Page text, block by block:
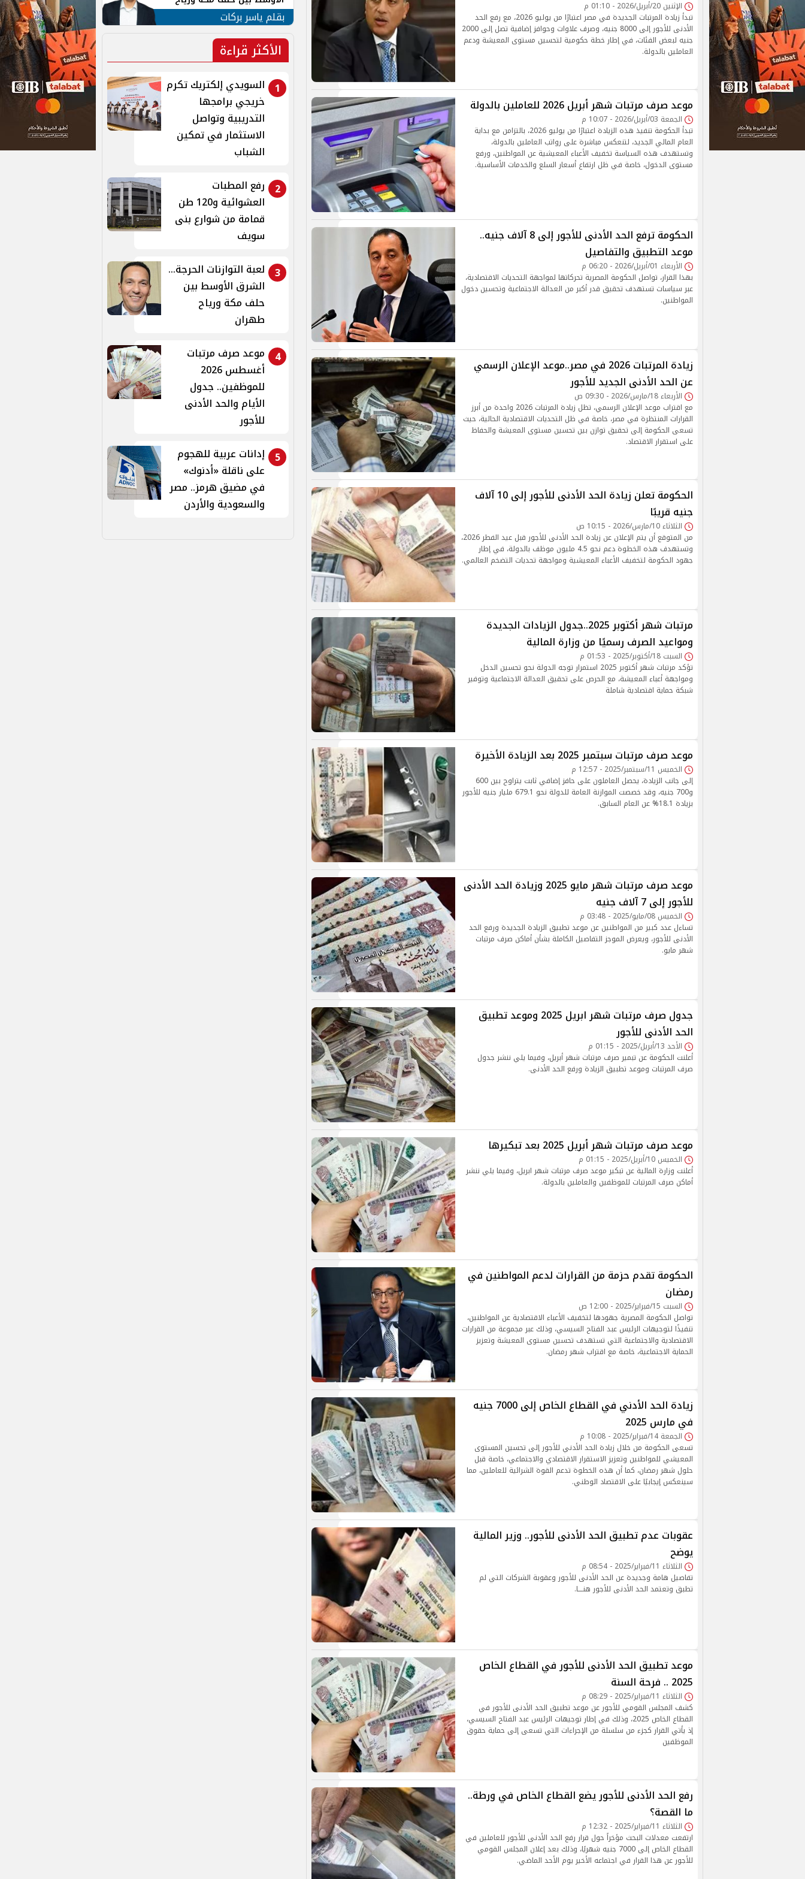
الإثنين 20/أبريل/2026 - 01:10 م
تبدأ زيادة المرتبات الجديدة في مصر اعتبارًا من يوليو 2026، مع رفع الحد
الأدنى للأجور إلى 8000 جنيه، وصرف علاوات وحوافز إضافية تصل إلى 2000
جنيه لبعض الفئات، في إطار خطة حكومية لتحسين مستوى المعيشة ودعم
العاملين بالدولة.
موعد صرف مرتبات شهر أبريل 2026 للعاملين بالدولة
الجمعة 03/أبريل/2026 - 10:07 م
تبدأ الحكومة تنفيذ هذه الزيادة اعتبارًا من يوليو 2026، بالتزامن مع بداية
العام المالي الجديد، لتنعكس مباشرة على رواتب العاملين بالدولة،
وتستهدف هذه السياسة تخفيف الأعباء المعيشية عن المواطنين، ورفع
مستوى الدخول، خاصة في ظل ارتفاع أسعار السلع والخدمات الأساسية.
الحكومة ترفع الحد الأدنى للأجور إلى 8 آلاف جنيه..
موعد التطبيق والتفاصيل
الأربعاء 01/أبريل/2026 - 06:20 م
بهذا القرار، تواصل الحكومة المصرية تحركاتها لمواجهة التحديات الاقتصادية،
عبر سياسات تستهدف تحقيق قدر أكبر من العدالة الاجتماعية وتحسين دخول
المواطنين.
زيادة المرتبات 2026 في مصر..موعد الإعلان الرسمي
عن الحد الأدنى الجديد للأجور
الأربعاء 18/مارس/2026 - 09:30 ص
مع اقتراب موعد الإعلان الرسمي، تظل زيادة المرتبات 2026 واحدة من أبرز
القرارات المنتظرة في مصر، خاصة في ظل التحديات الاقتصادية الحالية، حيث
تسعى الحكومة إلى تحقيق توازن بين تحسين مستوى المعيشة والحفاظ
على استقرار الاقتصاد.
الحكومة تعلن زيادة الحد الأدنى للأجور إلى 10 آلاف
جنيه قريبًا
الثلاثاء 10/مارس/2026 - 10:15 ص
من المتوقع أن يتم الإعلان عن زيادة الحد الأدنى للأجور قبل عيد الفطر 2026،
وتستهدف هذه الخطوة دعم نحو 4.5 مليون موظف بالدولة، في إطار
جهود الحكومة لتخفيف الأعباء المعيشية ومواجهة تحديات التضخم العالمي.
مرتبات شهر أكتوبر 2025..جدول الزيادات الجديدة
ومواعيد الصرف رسميًا من وزارة المالية
السبت 18/أكتوبر/2025 - 01:53 م
تؤكد مرتبات شهر أكتوبر 2025 استمرار توجه الدولة نحو تحسين الدخل
ومواجهة أعباء المعيشة، مع الحرص على تحقيق العدالة الاجتماعية وتوفير
شبكة حماية اقتصادية شاملة
موعد صرف مرتبات سبتمبر 2025 بعد الزيادة الأخيرة
الخميس 11/سبتمبر/2025 - 12:57 م
إلى جانب الزيادة، يحصل العاملون على حافز إضافي ثابت يتراوح بين 600
و700 جنيه، وقد خصصت الموازنة العامة للدولة نحو 679.1 مليار جنيه للأجور
بزيادة 18.1% عن العام السابق.
موعد صرف مرتبات شهر مايو 2025 وزيادة الحد الأدنى
للأجور إلى 7 آلاف جنيه
الخميس 08/مايو/2025 - 03:48 م
تساءل عدد كبير من المواطنين عن موعد تطبيق الزيادة الجديدة ورفع الحد
الأدنى للأجور، ويعرض الموجز التفاصيل الكاملة بشأن أماكن صرف مرتبات
شهر مايو.
جدول صرف مرتبات شهر ابريل 2025 وموعد تطبيق
الحد الأدنى للأجور
الأحد 13/أبريل/2025 - 01:15 م
أعلنت الحكومة عن تبمير صرف مرتبات شهر أبريل، وفيما يلي ننشر جدول
صرف المرتبات وموعد تطبيق الزيادة ورفع الحد الأدنى.
موعد صرف مرتبات شهر أبريل 2025 بعد تبكيرها
الخميس 10/أبريل/2025 - 01:15 م
أعلنت وزارة المالية عن تبكير موعد صرف مرتبات شهر ابريل، وفيما يلي ننشر
أماكن صرف المرتبات للموظفين والعاملين بالدولة.
الحكومة تقدم حزمة من القرارات لدعم المواطنين في
رمضان
السبت 15/فبراير/2025 - 12:00 ص
تواصل الحكومة المصرية جهودها لتخفيف الأعباء الاقتصادية عن المواطنين،
تنفيذًا لتوجيهات الرئيس عبد الفتاح السيسي، وذلك عبر مجموعة من القرارات
الاقتصادية والاجتماعية التي تستهدف تحسين مستوى المعيشة وتعزيز
الحماية الاجتماعية، خاصة مع اقتراب شهر رمضان.
زيادة الحد الأدني في القطاع الخاص إلى 7000 جنيه
في مارس 2025
الجمعة 14/فبراير/2025 - 10:08 م
تسعى الحكومة من خلال زيادة الحد الأدني للأجور إلى تحسين المستوى
المعيشي للمواطنين وتعزيز الاستقرار الاقتصادي والاجتماعي، خاصة قبل
حلول شهر رمضان، كما أن هذه الخطوة تدعم القوة الشرائية للعاملين، مما
سينعكس إيجابيًا على الاقتصاد الوطني.
عقوبات عدم تطبيق الحد الأدنى للأجور.. وزير المالية
يوضح
الثلاثاء 11/فبراير/2025 - 08:54 م
تفاصيل هامة وجديدة عن الحد الأدنى للأجور وعقوبة الشركات التي لم
تطبق وتعتمد الحد الأدنى للأجور هنــــا.
موعد تطبيق الحد الأدنى للأجور في القطاع الخاص
2025 .. فرحة السنة
الثلاثاء 11/فبراير/2025 - 08:29 م
كشف المجلس القومي للأجور عن موعد تطبيق الحد الأدنى للأجور في
القطاع الخاص 2025، وذلك في إطار توجيهات الرئيس عبد الفتاح السيسي،
إذ يأتي القرار كجزء من سلسلة من الإجراءات التي تسعى إلى حماية حقوق
الموظفين
رفع الحد الأدنى للأجور يضع القطاع الخاص في ورطة..
ما القصة؟
الثلاثاء 11/فبراير/2025 - 12:32 م
ارتفعت معدلات البحث مؤخراً حول قرار رفع الحد الأدنى للأجور للعاملين في
القطاع الخاص إلى 7000 جنيه شهريًا، وذلك بعد إعلان المجلس القومي
للأجور عن هذا القرار في اجتماعه الأخير يوم الأحد الماضي.
طهران
بقلم ياسر بركات
الأكثر قراءة
1
السويدي إلكتريك تكرم
خريجي برامجها
التدريبية وتواصل
الاستثمار في تمكين
الشباب
2
رفع المطبات
العشوائية و120 طن
قمامة من شوارع بنى
سويف
3 لعبة التوازنات الحرجة...
الشرق الأوسط بين
حلف مكة ورياح
طهران
4
موعد صرف مرتبات
أغسطس 2026
للموظفين.. جدول
الأيام والحد الأدنى
للأجور
5
إدانات عربية للهجوم
على ناقلة «أدنوك»
في مضيق هرمز.. مصر
والسعودية والأردن